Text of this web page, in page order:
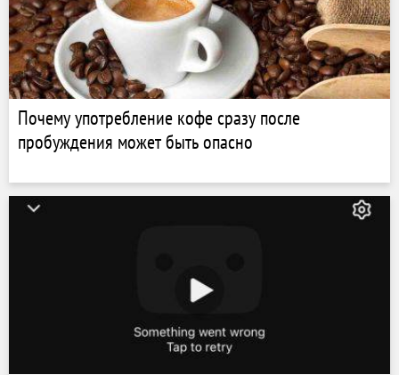
Почему употребление кофе сразу после
пробуждения может быть опасно